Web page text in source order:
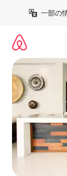
一部の